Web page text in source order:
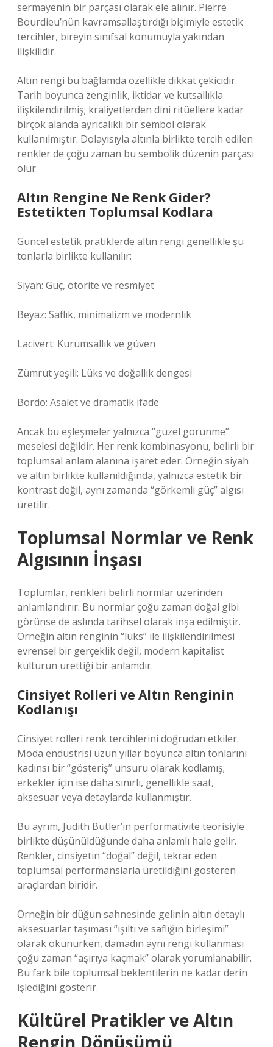
sermayenin bir parçası olarak ele alınır. Pierre
Bourdieu’nün kavramsallaştırdığı biçimiyle estetik
tercihler, bireyin sınıfsal konumuyla yakından
ilişkilidir.
Altın rengi bu bağlamda özellikle dikkat çekicidir.
Tarih boyunca zenginlik, iktidar ve kutsallıkla
ilişkilendirilmiş; kraliyetlerden dini ritüellere kadar
birçok alanda ayrıcalıklı bir sembol olarak
kullanılmıştır. Dolayısıyla altınla birlikte tercih edilen
renkler de çoğu zaman bu sembolik düzenin parçası
olur.
Altın Rengine Ne Renk Gider?
Estetikten Toplumsal Kodlara
Güncel estetik pratiklerde altın rengi genellikle şu
tonlarla birlikte kullanılır:
Siyah: Güç, otorite ve resmiyet
Beyaz: Saflık, minimalizm ve modernlik
Lacivert: Kurumsallık ve güven
Zümrüt yeşili: Lüks ve doğallık dengesi
Bordo: Asalet ve dramatik ifade
Ancak bu eşleşmeler yalnızca “güzel görünme”
meselesi değildir. Her renk kombinasyonu, belirli bir
toplumsal anlam alanına işaret eder. Örneğin siyah
ve altın birlikte kullanıldığında, yalnızca estetik bir
kontrast değil, aynı zamanda “görkemli güç” algısı
üretilir.
Toplumsal Normlar ve Renk
Algısının İnşası
Toplumlar, renkleri belirli normlar üzerinden
anlamlandırır. Bu normlar çoğu zaman doğal gibi
görünse de aslında tarihsel olarak inşa edilmiştir.
Örneğin altın renginin “lüks” ile ilişkilendirilmesi
evrensel bir gerçeklik değil, modern kapitalist
kültürün ürettiği bir anlamdır.
Cinsiyet Rolleri ve Altın Renginin
Kodlanışı
Cinsiyet rolleri renk tercihlerini doğrudan etkiler.
Moda endüstrisi uzun yıllar boyunca altın tonlarını
kadınsı bir “gösteriş” unsuru olarak kodlamış;
erkekler için ise daha sınırlı, genellikle saat,
aksesuar veya detaylarda kullanmıştır.
Bu ayrım, Judith Butler’ın performativite teorisiyle
birlikte düşünüldüğünde daha anlamlı hale gelir.
Renkler, cinsiyetin “doğal” değil, tekrar eden
toplumsal performanslarla üretildiğini gösteren
araçlardan biridir.
Örneğin bir düğün sahnesinde gelinin altın detaylı
aksesuarlar taşıması “ışıltı ve saflığın birleşimi”
olarak okunurken, damadın aynı rengi kullanması
çoğu zaman “aşırıya kaçmak” olarak yorumlanabilir.
Bu fark bile toplumsal beklentilerin ne kadar derin
işlediğini gösterir.
Kültürel Pratikler ve Altın
Rengin Dönüşümü